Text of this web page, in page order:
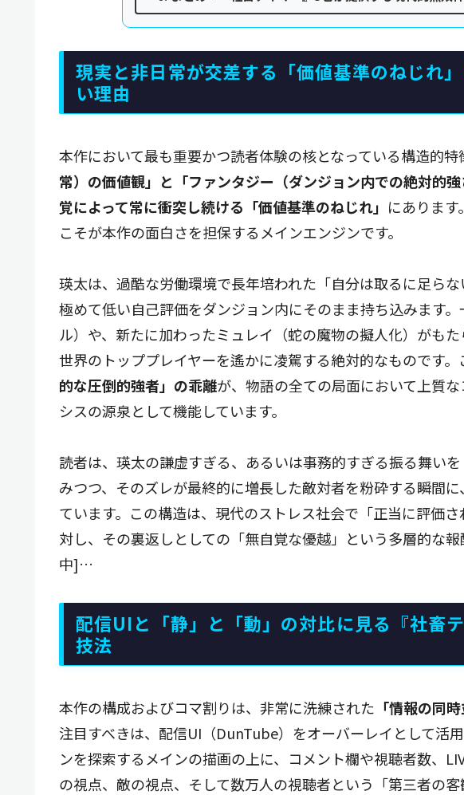
現実と非日常が交差する「価値基準のねじれ
い理由
本作において最も重要かつ読者体験の核となっている構造的特
常）の価値観」と「ファンタジー（ダンジョン内での絶対的
覚によって常に衝突し続ける「価値基準のねじれ」 にありま
こそが本作の面白さを担保するメインエンジンです。
瑛太は、過酷な労働環境で長年培われた「自分は取るに足ら
極めて低い自己評価をダンジョン内にそのまま持ち込みます
ル）や、新たに加わったミュレイ（蛇の魔物の擬人化）がも
世界のトッププレイヤーを遙かに凌駕する絶対的なものです。
的な圧倒的強者」の乖離が、物語の全ての局面において上質
シスの源泉として機能しています。
読者は、瑛太の謙虚すぎる、あるいは事務的すぎる振る舞い
みつつ、そのズレが最終的に増長した敵対者を粉砕する瞬間
ています。この構造は、現代のストレス社会で「正当に評価
対し、その裏返しとしての「無自覚な優越」という多層的な
中]…
配信UIと「静」と「動」の対比に見る『社畜
技法
本作の構成およびコマ割りは、非常に洗練された 「情報の同
注目すべきは、配信UI（DunTube）をオーバーレイとして活
ンを探索するメインの描画の上に、コメント欄や視聴者数、
の視点、敵の視点、そして数万人の視聴者という「第三者の